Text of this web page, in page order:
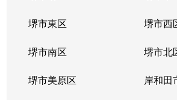
堺市東区 堺市西
堺市南区 堺市北
堺市美原区 岸和田